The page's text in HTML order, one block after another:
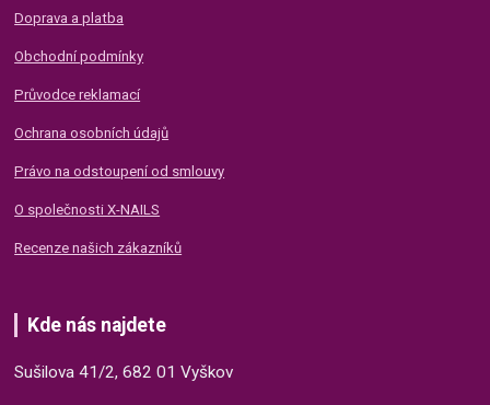
Doprava a platba
Obchodní podmínky
Průvodce reklamací
Ochrana osobních údajů
Právo na odstoupení od smlouvy
O společnosti X-NAILS
Recenze našich zákazníků
Kde nás najdete
Sušilova 41/2, 682 01 Vyškov